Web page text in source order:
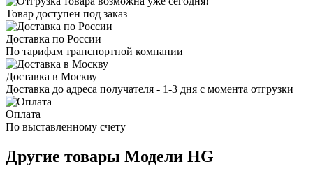
Товар доступен под заказ
Доставка по России
По тарифам транспортной компании
Доставка в Москву
Доставка до адреса получателя - 1-3 дня с момента отгрузки
Оплата
По выставленному счету
Другие товары Модели HG